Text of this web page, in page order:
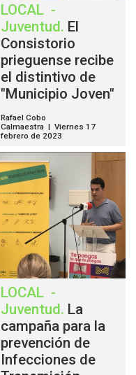
LOCAL -
Juventud. El
Consistorio
prieguense recibe
el distintivo de
"Municipio Joven"
Rafael Cobo
Calmaestra | Viernes 17
febrero de 2023
LOCAL -
Juventud. La
campaña para la
prevención de
Infecciones de